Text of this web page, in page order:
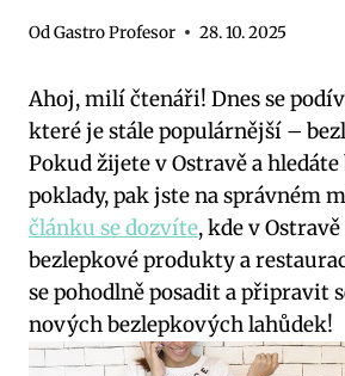
OdGastro Profesor 28. 10. 2025
Ahoj, milí čtenáři! Dnes se
které je stále ⁣populárnější –
Pokud žijete v Ostravě a
poklady,​ pak‌ jste⁢ na‌ správném
článku se dozvíte, kde v
bezlepkové produkty ⁤a
se pohodlně posadit a připravit
nových ⁤bezlepkových ⁢lahůdek!